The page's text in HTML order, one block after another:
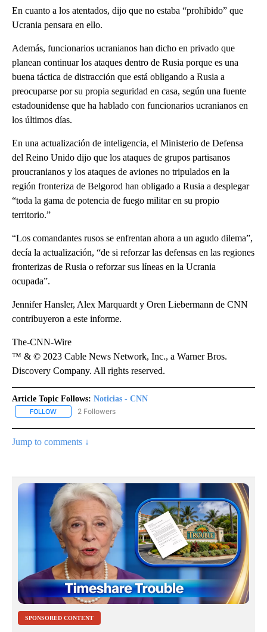
En cuanto a los atentados, dijo que no estaba “prohibido” que
Ucrania pensara en ello.
Además, funcionarios ucranianos han dicho en privado que
planean continuar los ataques dentro de Rusia porque es una
buena táctica de distracción que está obligando a Rusia a
preocuparse por su propia seguridad en casa, según una fuente
estadounidense que ha hablado con funcionarios ucranianos en
los últimos días.
En una actualización de inteligencia, el Ministerio de Defensa
del Reino Unido dijo que los ataques de grupos partisanos
proucranianos y los ataques de aviones no tripulados en la
región fronteriza de Belgorod han obligado a Rusia a desplegar
“toda la gama de potencia de fuego militar en su propio
territorio.”
“Los comandantes rusos se enfrentan ahora a un agudo dilema”,
decía la actualización, “de si reforzar las defensas en las regiones
fronterizas de Rusia o reforzar sus líneas en la Ucrania
ocupada”.
Jennifer Hansler, Alex Marquardt y Oren Liebermann de CNN
contribuyeron a este informe.
The-CNN-Wire
™ & © 2023 Cable News Network, Inc., a Warner Bros.
Discovery Company. All rights reserved.
Article Topic Follows: Noticias - CNN
FOLLOW FOLLOW "NOTICIAS - CNN" TO RECEIVE NOTIFICATIONS ABOUT
2 Followers
Jump to comments ↓
SPONSORED CONTENT